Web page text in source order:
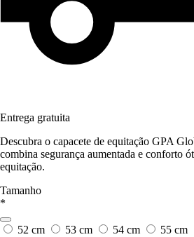
Entrega gratuita
Descubra o capacete de equitação GPA
combina segurança aumentada e conforto
equitação.
Tamanho
*
52 cm 53 cm 54 cm 55 cm